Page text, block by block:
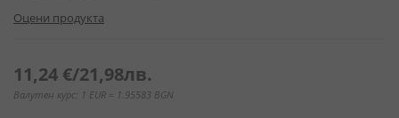
снимки
Оцени продукта
11,24 €/21,98лв.
Валутен курс: 1 EUR = 1.95583 BGN